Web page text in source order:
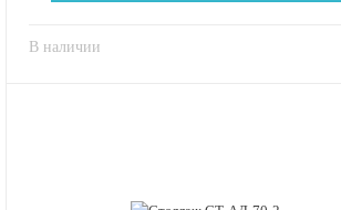
В наличии